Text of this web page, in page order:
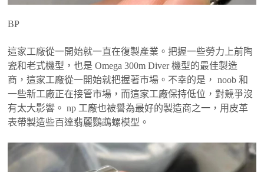
BP
這家工廠從一開始就一直在復製產業。把握一些勞力上前陶
瓷和老式機型，也是 Omega 300m Diver 機型的最佳製造
商，這家工廠從一開始就把握著市場。不幸的是， noob 和
一些新工廠正在接管市場，而這家工廠保持低位，對競爭沒
有太大影響。 np 工廠也被譽為最好的製造商之一，用皮革
表帶製造些百達翡麗鸚鵡螺模型。